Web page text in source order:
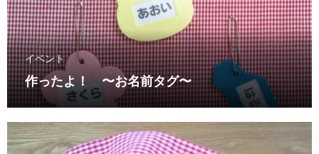
イベント
作ったよ！ 〜お名前タグ〜